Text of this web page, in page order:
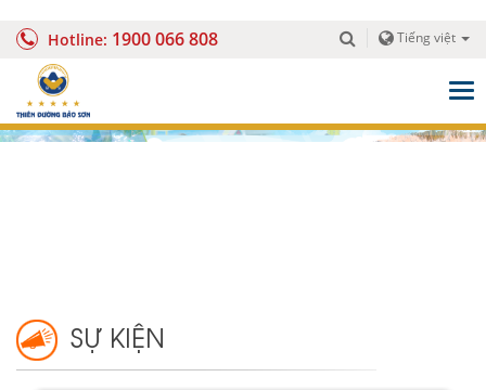
Hotline: 1900 066 808 Tiếng việt
SỰ KIỆN